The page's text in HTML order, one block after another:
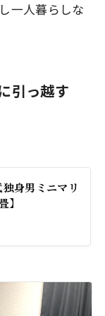
一人暮らしな
引っ越す
身男ミニマリ
】